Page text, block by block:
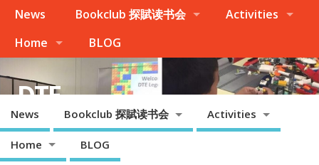
News Bookclub 探賦读书会
Activities
Home
BLOG
DTE
Palo Alto, Cupertino, Evergreen San Jose, Milpitas, Fremont/Newark
News Bookclub 探賦读书会 Activities
Home BLOG